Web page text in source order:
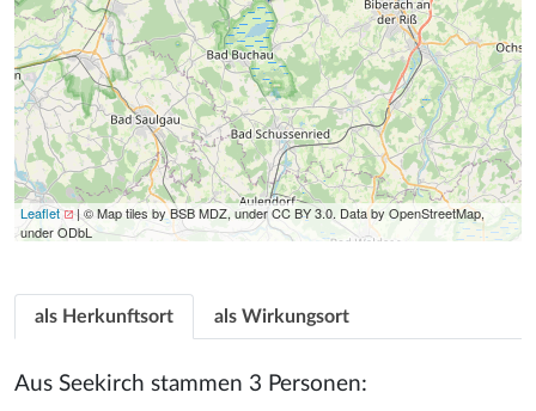
Leaflet
| © Map tiles by BSB MDZ, under CC BY 3.0. Data by OpenStreetMap,
under ODbL
als Herkunftsort als Wirkungsort
Aus Seekirch stammen 3 Personen: